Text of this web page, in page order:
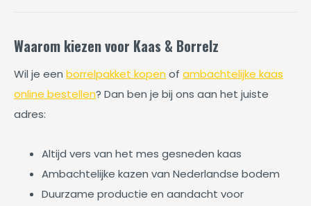
Waarom kiezen voor Kaas & Borrelz
Wil je een borrelpakket kopen of ambachtelijke kaas
online bestellen? Dan ben je bij ons aan het juiste
adres:
Altijd vers van het mes gesneden kaas
Ambachtelijke kazen van Nederlandse bodem
Duurzame productie en aandacht voor